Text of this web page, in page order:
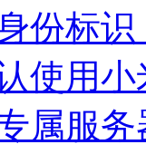
份标
使用
属服